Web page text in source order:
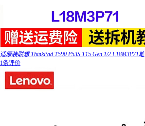
适原装联想 ThinkPad T590 P53S T15 Gen 1/2 L18M3P71
1条评价